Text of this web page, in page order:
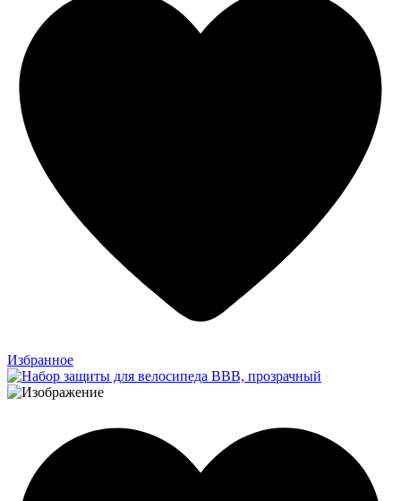
Избранное